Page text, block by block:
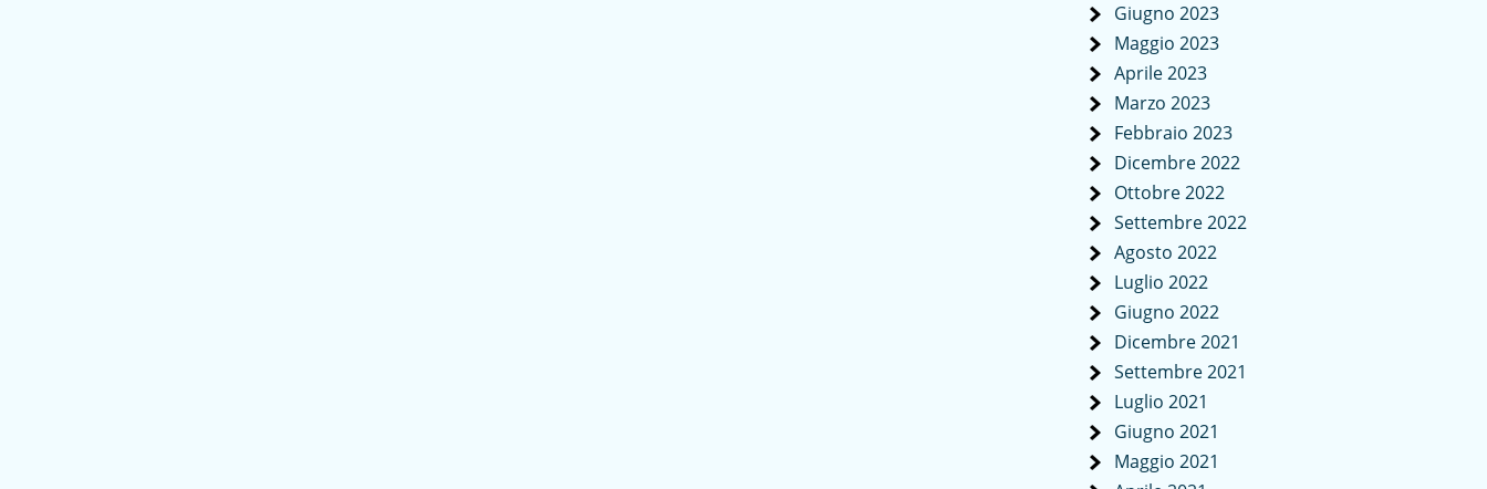
Giugno 2023
Maggio 2023
Aprile 2023
Marzo 2023
Febbraio 2023
Dicembre 2022
Ottobre 2022
Settembre 2022
Agosto 2022
Luglio 2022
Giugno 2022
Dicembre 2021
Settembre 2021
Luglio 2021
Giugno 2021
Maggio 2021